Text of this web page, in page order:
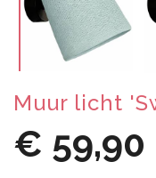
Muur licht
€ 59,90